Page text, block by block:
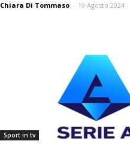
Chiara Di Tommaso - 19 Agosto 2024
Sport in tv